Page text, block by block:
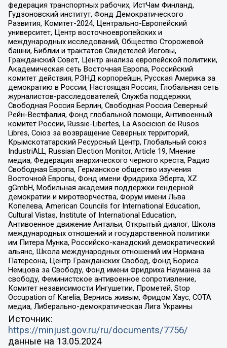
федерация транспортных рабочих, ИстЧам Финланд,
Гудзоновский институт, Фонд Демократического
Развития, Комитет-2024, Центрально-Европейский
университет, Центр восточноевропейских и
международных исследований, Общество Сторожевой
башни, Библии и трактатов Свидетелей Иеговы,
Гражданский Совет, Центр анализа европейской политики,
Академическая сеть Восточная Европа, Российский
комитет действия, РЭНД корпорейшн, Русская Америка за
демократию в России, Настоящая Россия, Глобальная сеть
журналистов-расследователей, Служба поддержки,
Свободная Россия Берлин, Свободная Россия Северный
Рейн-Вестфалия, Фонд глобальной помощи, Антивоенный
комитет России, Russie-Libertes, La Asocicion de Rusos
Libres, Союз за возвращение Северных территорий,
Крымскотатарский Ресурсный Центр, Глобальный союз
IndustriALL, Russian Election Monitor, Article 19, Мнение
медиа, Федерация анархического черного креста, Радио
Свободная Европа, Германское общество изучения
Восточной Европы, Фонд имени Фридриха Эберта, XZ
gGmbH, Мобильная академия поддержки гендерной
демократии и миротворчества, Форум имени Льва
Копелева, American Councils for International Education,
Cultural Vistas, Institute of International Education,
Антивоенное движение Антальи, Открытый диалог, Школа
международных отношений и государственной политики
им Питера Мунка, Российско-канадский демократический
альянс, Школа международных отношений им Нормана
Патерсона, Центр Гражданских Свобод, Фонд Бориса
Немцова за Свободу, Фонд имени Фридриха Науманна за
свободу, Феминистское антивоенное сопротивление,
Комитет независимости Ингушетии, Прометей, Stop
Occupation of Karelia, Вернись живым, Фридом Хаус, СОТА
медиа, Либерально-демократическая Лига Украины
Источник:
https://minjust.gov.ru/ru/documents/7756/
данные на 13.05.2024